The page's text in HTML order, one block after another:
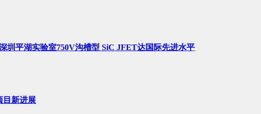
圳平湖实验室750V沟槽型 SiC JFET达国际先进水平
目新进展